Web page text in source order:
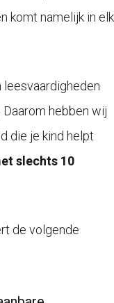
komt namelijk in elk
leesvaardigheden
hebben wij
die je kind helpt
slechts 10
de volgende